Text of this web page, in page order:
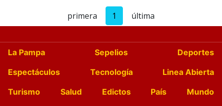
primera 1 última
La Pampa Sepelios
Deportes
Espectáculos
Tecnología
Linea Abierta
Turismo
Salud Edictos País
Mundo